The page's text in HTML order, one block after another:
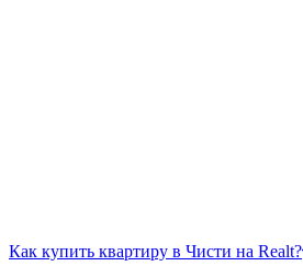
Как купить квартиру в Чисти на Realt?